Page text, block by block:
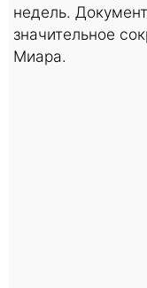
недель.
значительное
Миара.